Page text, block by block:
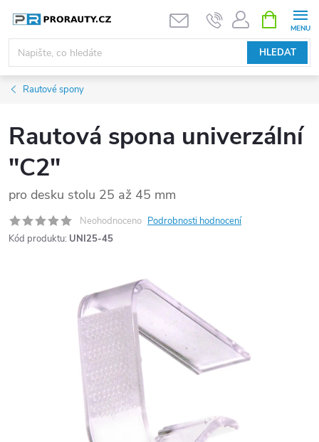
obsah
HLEDAT
NÁKUPNÍ
KOŠÍK
Rautové spony
Rautová spona univerzální
"C2"
pro desku stolu 25 až 45 mm
Neohodnoceno Podrobnosti hodnocení
Kód produktu: UNI25-45